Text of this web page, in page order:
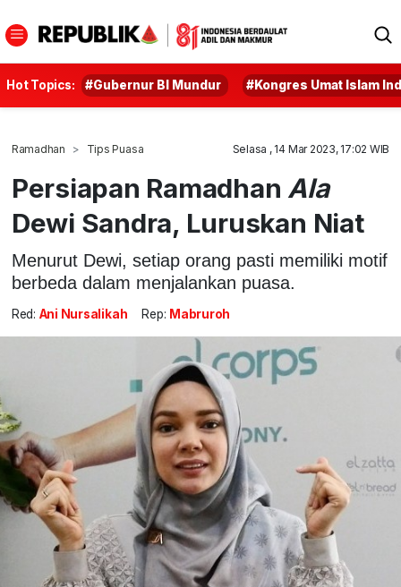
Hot Topics: #Gubernur BI Mundur #Kongres Umat Islam
Ramadhan Tips Puasa Selasa , 14 Mar 2023, 17:02 WIB
Persiapan Ramadhan Ala
Dewi Sandra, Luruskan Niat
Menurut Dewi, setiap orang pasti memiliki motif
berbeda dalam menjalankan puasa.
Red: Ani Nursalikah Rep: Mabruroh